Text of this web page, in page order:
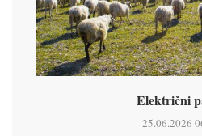
Električni
25.06.2026